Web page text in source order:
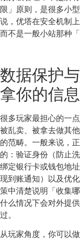
限」原则，是很多小
说，优塔在安全机制
而不是一般小站那种
数据保护
拿你的信
很多玩家最担心的一
被乱卖、被拿去做其
的范畴。一般来说，
的：验证身份（防止
绑定银行卡或钱包地
现到账通知）以及优
策中清楚说明「收集
什么情况下会对外提
过。
从玩家角度，你可以